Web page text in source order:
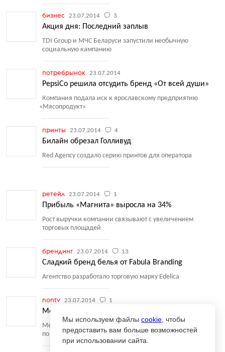
бизнес 23.07.2014 3
Акция дня: Последний заплыв
TDI Group и МЧС Беларуси запустили необычную
социальную кампанию
потребрынок 23.07.2014
PepsiCo решила отсудить бренд «От всей души»
Компания подала иск к ярославскому предприятию
« Мясопродукт»
принты 23.07.2014 4
Билайн обрезал Голливуд
Red Agency создало серию принтов для оператора
ретейл 23.07.2014 1
Прибыль «Магнита» выросла на 34%
Рост выручки компании связывают с увеличением
торговых площадей
брендинг 23.07.2014 13
Сладкий бренд белья от Fabula Branding
Агентство разработало торговую марку Edelica
nontv 23.07.2014 1
Мердок возьмет Time Warner измором
Медиамагнат попробует захватить издательский дом
по методу Dow Jones
Мы используем файлы cookie , чтобы
предоставить вам больше возможностей
при использовании сайта.